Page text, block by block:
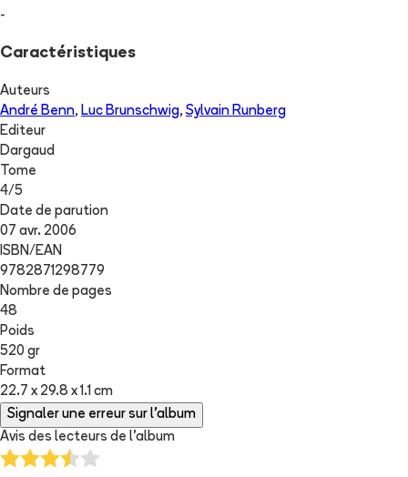
-
Caractéristiques
Auteurs
André Benn, Luc Brunschwig, Sylvain Runberg
Editeur
Dargaud
Tome
4/5
Date de parution
07 avr. 2006
ISBN/EAN
9782871298779
Nombre de pages
48
Poids
520 gr
Format
22.7 x 29.8 x 1.1 cm
Signaler une erreur sur l'album
Avis des lecteurs de l'album